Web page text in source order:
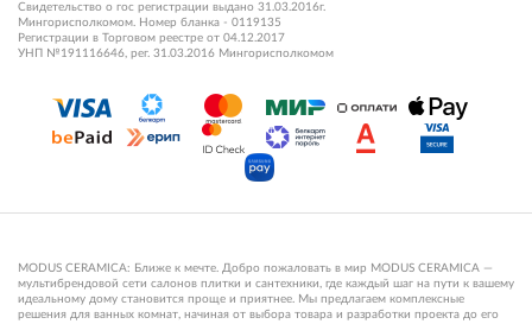
Свидетельство о гос регистрации выдано 31.03.2016г.
Мингорисполкомом. Номер бланка - 0119135
Регистрации в Торговом реестре от 04.12.2017
УНП №191116646, рег. 31.03.2016 Мингорисполкомом
MODUS CERAMICA: Ближе к мечте. Добро пожаловать в мир MODUS CERAMICA —
мультибрендовой сети салонов плитки и сантехники, где каждый шаг на пути к вашему
идеальному дому становится проще и приятнее. Мы предлагаем комплексные
решения для ванных комнат, начиная от выбора товара и разработки проекта до его